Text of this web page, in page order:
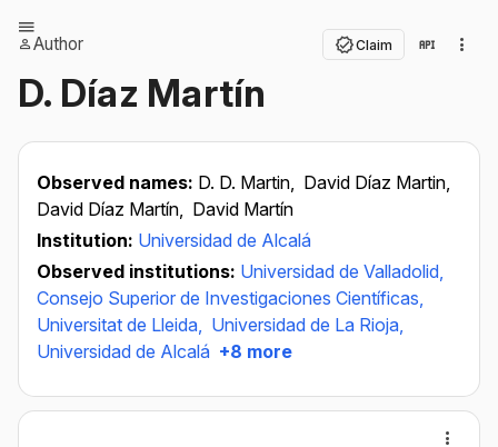
Author Claim
D. Díaz Martín
Observed names: D. D. Martin, David Díaz Martin,
David Díaz Martín, David Martín
Institution: Universidad de Alcalá
Observed institutions: Universidad de Valladolid,
Consejo Superior de Investigaciones Científicas,
Universitat de Lleida, Universidad de La Rioja,
Universidad de Alcalá +8 more